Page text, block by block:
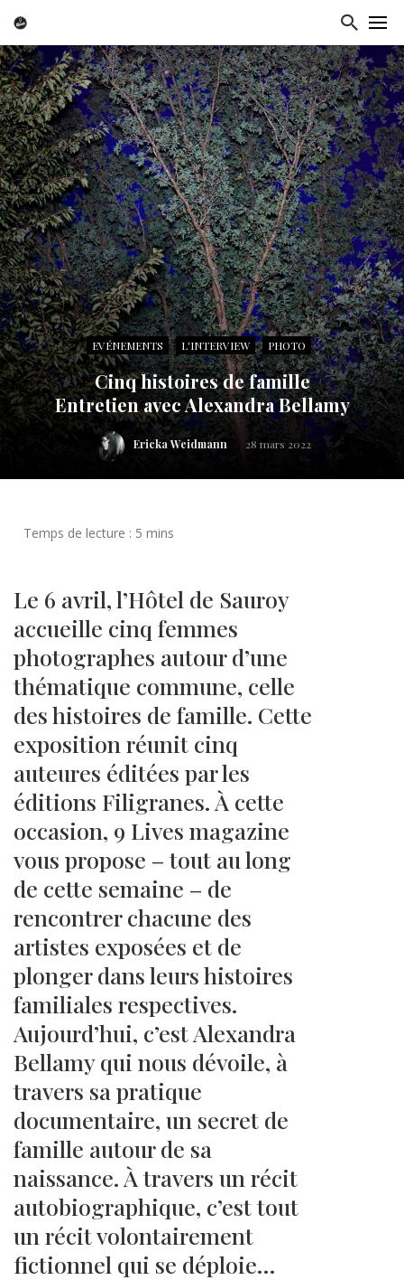
EVÉNEMENTS L'INTERVIEW PHOTO
Cinq histoires de famille
Entretien avec Alexandra Bellamy
Ericka Weidmann 28 mars 2022
Le 6 avril, l’Hôtel de Sauroy
accueille cinq femmes
photographes autour d’une
thématique commune, celle
des histoires de famille. Cette
exposition réunit cinq
auteures éditées par les
éditions Filigranes. À cette
occasion, 9 Lives magazine
vous propose – tout au long
de cette semaine – de
rencontrer chacune des
artistes exposées et de
plonger dans leurs histoires
familiales respectives.
Aujourd’hui, c’est Alexandra
Bellamy qui nous dévoile, à
travers sa pratique
documentaire, un secret de
famille autour de sa
naissance. À travers un récit
autobiographique, c’est tout
un récit volontairement
fictionnel qui se déploie…